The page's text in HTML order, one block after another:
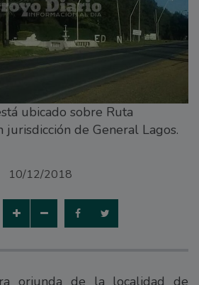
ubicado sobre Ruta
jurisdicción de General Lagos.
10/12/2018
oriunda de la localidad de